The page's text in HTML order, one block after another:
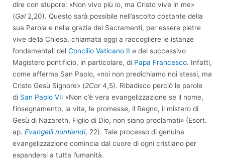
dire con stupore: «Non vivo più io, ma Cristo vive in me»
(Gal2,20). Questo sarà possibile nell’ascolto costante della
sua Parola e nella grazia dei Sacramenti, per essere pietre
vive della Chiesa, chiamata oggi a raccogliere le istanze
fondamentali del Concilio Vaticano II e del successivo
Magistero pontificio, in particolare, di Papa Francesco. Infatti,
come afferma San Paolo, «noi non predichiamo noi stessi, ma
Cristo Gesù Signore» (2Cor4,5). Ribadisco perciò le parole
di San Paolo VI: «Non c’è vera evangelizzazione se il nome,
l’insegnamento, la vita, le promesse, il Regno, il mistero di
Gesù di Nazareth, Figlio di Dio, non siano proclamati» (Esort.
ap. Evangelii nuntiandi, 22). Tale processo di genuina
evangelizzazione comincia dal cuore di ogni cristiano per
espandersi a tutta l’umanità.